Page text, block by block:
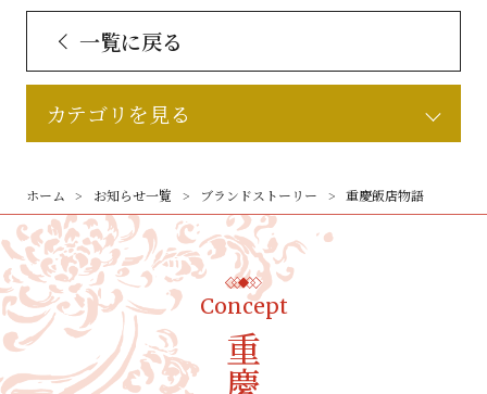
一覧に戻る
カテゴリを見る
ホーム お知らせ一覧 ブランドストーリー 重慶飯店物語
Concept